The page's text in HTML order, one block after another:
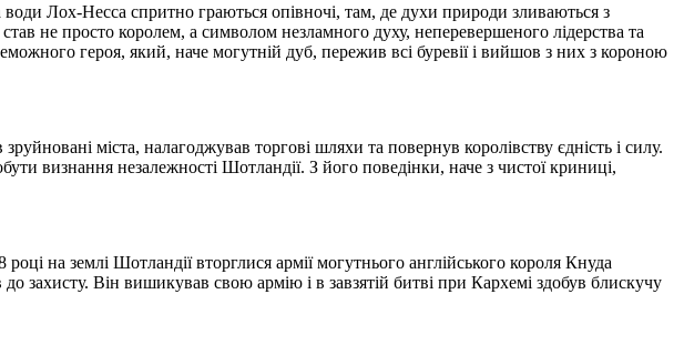
Лох-Несса спритно граються опівночі, там, де духи природи зливаються з
не просто королем, а символом незламного духу, неперевершеного лідерства та
героя, який, наче могутній дуб, пережив всі буревії і вийшов з них з короною
міста, налагоджував торгові шляхи та повернув королівству єдність і силу.
визнання незалежності Шотландії. З його поведінки, наче з чистої криниці,
на землі Шотландії вторглися армії могутнього англійського короля Кнуда
захисту. Він вишикував свою армію і в завзятій битві при Кархемі здобув блискучу